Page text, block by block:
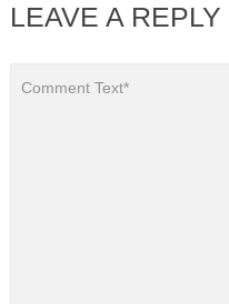
LEAVE A REPLY